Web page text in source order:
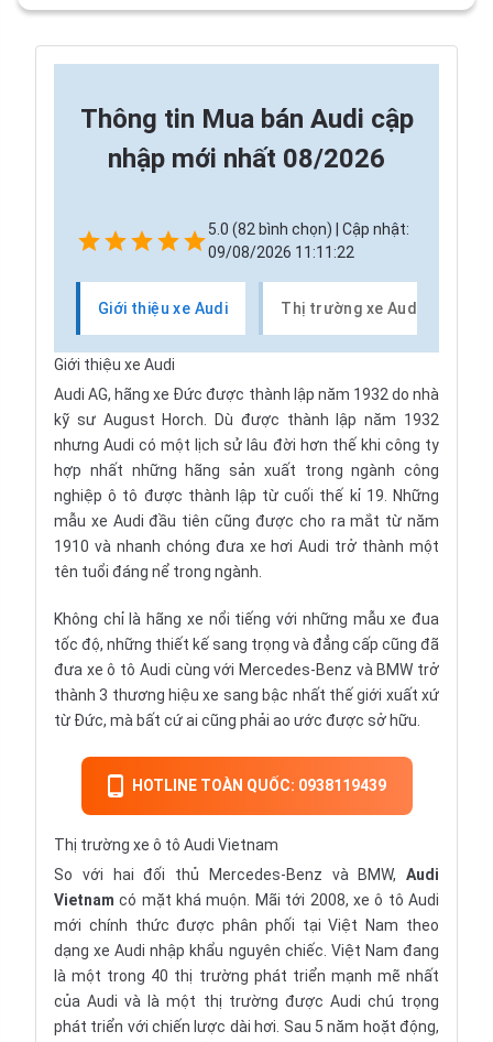
Thông tin Mua bán Audi cập
nhập mới nhất 08/2026
5.0 (82 bình chọn) | Cập nhật:
09/08/2026 11:11:22
Giới thiệu xe Audi Thị trường xe Audi
Giới thiệu xe Audi
Audi AG, hãng xe Đức được thành lập năm 1932 do nhà
kỹ sư August Horch . Dù được thành lập năm 1932
nhưng Audi có một lịch sử lâu đời hơn thế khi công ty
hợp nhất những hãng sản xuất trong ngành công
nghiệp ô tô được thành lập từ cuối thế kỉ 19. Những
mẫu xe Audi đầu tiên cũng được cho ra mắt từ năm
1910 và nhanh chóng đưa xe hơi Audi trở thành một
tên tuổi đáng nể trong ngành.
Không chỉ là hãng xe nổi tiếng với những mẫu xe đua
tốc độ, những thiết kế sang trọng và đẳng cấp cũng đã
đưa xe ô tô Audi cùng với Mercedes-Benz và BMW trở
thành 3 thương hiệu xe sang bậc nhất thế giới xuất xứ
từ Đức, mà bất cứ ai cũng phải ao ước được sở hữu.
HOTLINE TOÀN QUỐC: 0938119439
Thị trường xe ô tô Audi Vietnam
So với hai đối thủ Mercedes-Benz và BMW, Audi
Vietnam có mặt khá muộn. Mãi tới 2008, xe ô tô Audi
mới chính thức được phân phối tại Việt Nam theo
dạngxe Audi nhập khẩu nguyên chiếc. Việt Nam đang
là một trong 40 thị trường phát triển mạnh mẽ nhất
của Audi và là một thị trường được Audi chú trọng
phát triển với chiến lược dài hơi. Sau 5 năm hoặt động,